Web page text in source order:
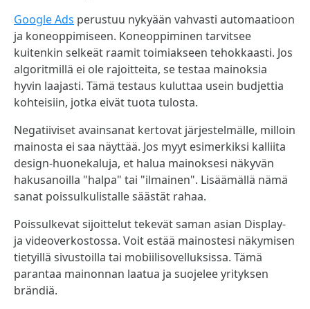
Google Ads perustuu nykyään vahvasti automaatioon
ja koneoppimiseen. Koneoppiminen tarvitsee
kuitenkin selkeät raamit toimiakseen tehokkaasti. Jos
algoritmillä ei ole rajoitteita, se testaa mainoksia
hyvin laajasti. Tämä testaus kuluttaa usein budjettia
kohteisiin, jotka eivät tuota tulosta.
Negatiiviset avainsanat kertovat järjestelmälle, milloin
mainosta ei saa näyttää. Jos myyt esimerkiksi kalliita
design-huonekaluja, et halua mainoksesi näkyvän
hakusanoilla "halpa" tai "ilmainen". Lisäämällä nämä
sanat poissulkulistalle säästät rahaa.
Poissulkevat sijoittelut tekevät saman asian Display-
ja videoverkostossa. Voit estää mainostesi näkymisen
tietyillä sivustoilla tai mobiilisovelluksissa. Tämä
parantaa mainonnan laatua ja suojelee yrityksen
brändiä.